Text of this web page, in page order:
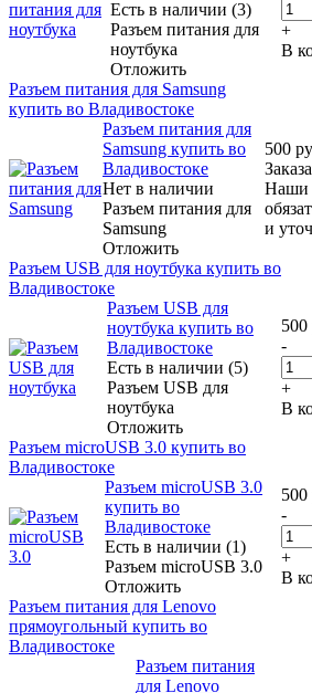
Есть в наличии (3)
Разъем питания для
ноутбука
Отложить
+
В
Разъем питания для Samsung
купить во Владивостоке
Разъем питания для
Samsung купить во
Владивостоке
Нет в наличии
Разъем питания для
Samsung
Отложить
500
Наши
и
Разъем USB для ноутбука купить во
Владивостоке
Разъем USB для
ноутбука купить во
Владивостоке
Есть в наличии (5)
Разъем USB для
ноутбука
Отложить
500
-
+
В
Разъем microUSB 3.0 купить во
Владивостоке
Разъем microUSB 3.0
купить во
Владивостоке
Есть в наличии (1)
Разъем microUSB 3.0
Отложить
500
-
+
В
Разъем питания для Lenovo
прямоугольный купить во
Владивостоке
Разъем питания
для Lenovo